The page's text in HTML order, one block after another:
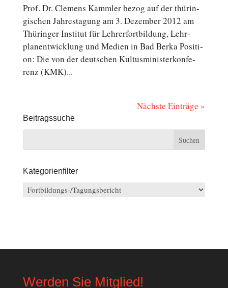
Prof. Dr. Clemens Kammler bezog auf der thü­rin­
gi­schen Jah­res­ta­gung am 3. De­zem­ber 2012 am
Thü­rin­ger In­sti­tut für Leh­rer­fort­bil­dung, Lehr­
plan­ent­wick­lung und Medien in Bad Berka Po­si­ti­
on: Die von der deutschen Kul­tus­mi­nis­ter­kon­fe­
renz (KMK)...
Nächste Einträge »
Beitragssuche
Kategorienfilter
Kategorienfilter
Werden Sie Mitglied!